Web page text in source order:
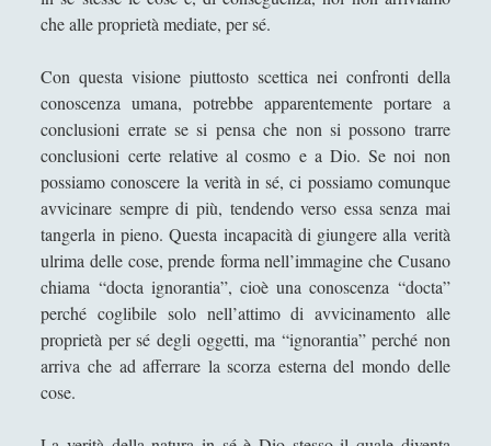
L'Impresa Umana
L'incoronazione della Vergine di Alessandro
Bonvicini in una visione alchemica
La Costituzione estetica al genitivo impolitico d'un
Potremmo
La crisi dei linguaggi artistici
La filosofia e il linguaggio politico cinese. La
riscoperta di Confucio e i limiti filosofici della
nostra comprensione della Cina [3/3]
La macellazione dell'arte che "maschera" la
monumentalità della filosofia
che alle proprietà mediate, per sé.
Con questa visione piuttosto scettica nei confronti della
conoscenza umana, potrebbe apparentemente portare a
conclusioni errate se si pensa che non si possono trarre
conclusioni certe relative al cosmo e a Dio. Se noi non
possiamo conoscere la verità in sé, ci possiamo comunque
avvicinare sempre di più, tendendo verso essa senza mai
tangerla in pieno. Questa incapacità di giungere alla verità
ulrima delle cose, prende forma nell’immagine che Cusano
chiama “docta ignorantia”, cioè una conoscenza “docta”
perché coglibile solo nell’attimo di avvicinamento alle
proprietà per sé degli oggetti, ma “ignorantia” perché non
arriva che ad afferrare la scorza esterna del mondo delle
cose.